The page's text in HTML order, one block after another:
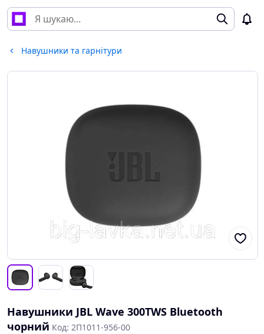
Навушники та гарнітури
Навушники JBL Wave 300TWS Bluetooth
чорний Код: 2П1011-956-00